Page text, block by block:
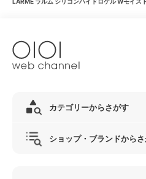
カテゴリーからさがす
ショップ・ブランドから